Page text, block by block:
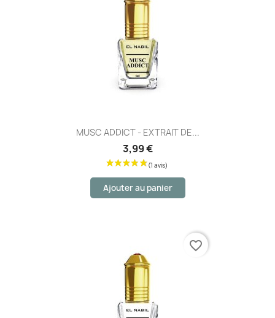
MUSC ADDICT - EXTRAIT DE...
3,99 €
Ajouter au panier
favorite_border